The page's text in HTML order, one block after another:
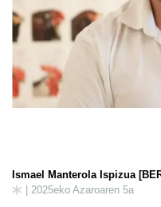
Ismael Manterola Ispizua
| 2025eko Azaroaren 5a